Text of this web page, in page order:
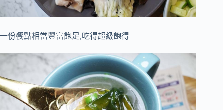
一份餐點相當豐富飽足,吃得超級飽得